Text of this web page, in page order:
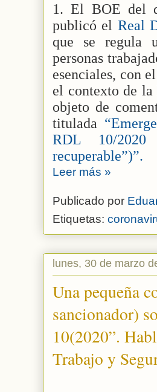
1. El BOE del
publicó el Real
que se regula
personas
esenciales, con
el contexto de
objeto de
titulada
RDL 10/
recuperable”)”.
Leer más »
Publicado por
Etiquetas:
lunes, 30 de marzo
Una pequeña
sancionador)
10(2020”.
Trabajo y